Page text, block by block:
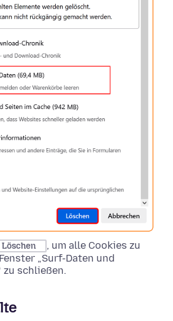
Löschen
, um alle Cookies zu
„Surf-Daten und
zu schließen.